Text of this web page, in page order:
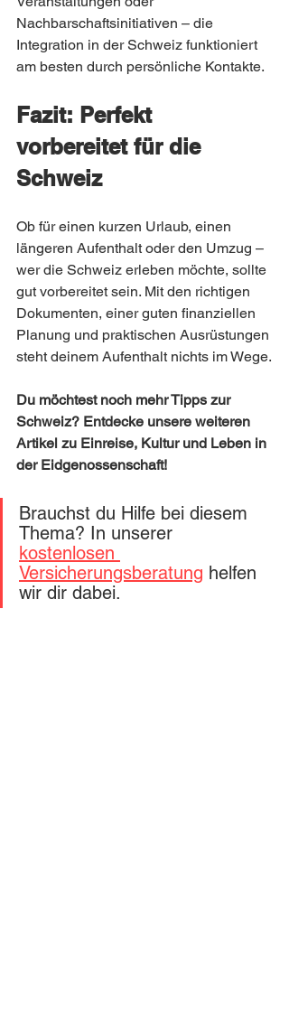
Nachbarschaftsinitiativen – die
Integration in der Schweiz funktioniert
am besten durch persönliche Kontakte.
Fazit: Perfekt
vorbereitet für die
Schweiz
Ob für einen kurzen Urlaub, einen
längeren Aufenthalt oder den Umzug –
wer die Schweiz erleben möchte, sollte
gut vorbereitet sein. Mit den richtigen
Dokumenten, einer guten finanziellen
Planung und praktischen Ausrüstungen
steht deinem Aufenthalt nichts im Wege.
Du möchtest noch mehr Tipps zur
Schweiz? Entdecke unsere weiteren
Artikel zu Einreise, Kultur und Leben in
der Eidgenossenschaft!
Brauchst du Hilfe bei diesem
Thema? In unserer
kostenlosen
Versicherungsberatung helfen
wir dir dabei.